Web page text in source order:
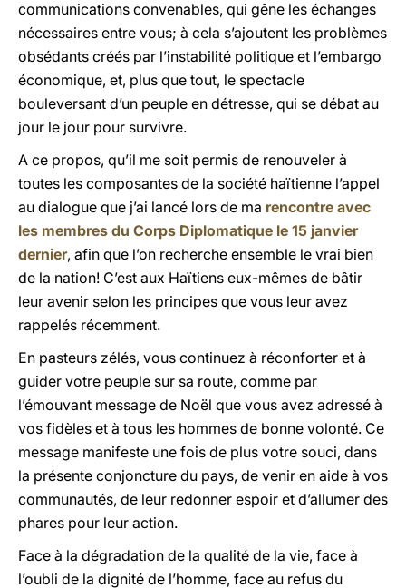
communications convenables, qui gêne les échanges
nécessaires entre vous; à cela s’ajoutent les problèmes
obsédants créés par l’instabilité politique et l’embargo
économique, et, plus que tout, le spectacle
bouleversant d’un peuple en détresse, qui se débat au
jour le jour pour survivre.
A ce propos, qu’il me soit permis de renouveler à
toutes les composantes de la société haïtienne l’appel
au dialogue que j’ai lancé lors de ma rencontre avec
les membres du Corps Diplomatique le 15 janvier
dernier, afin que l’on recherche ensemble le vrai bien
de la nation! C’est aux Haïtiens eux-mêmes de bâtir
leur avenir selon les principes que vous leur avez
rappelés récemment.
En pasteurs zélés, vous continuez à réconforter et à
guider votre peuple sur sa route, comme par
l’émouvant message de Noël que vous avez adressé à
vos fidèles et à tous les hommes de bonne volonté. Ce
message manifeste une fois de plus votre souci, dans
la présente conjoncture du pays, de venir en aide à vos
communautés, de leur redonner espoir et d’allumer des
phares pour leur action.
Face à la dégradation de la qualité de la vie, face à
l’oubli de la dignité de l’homme, face au refus du